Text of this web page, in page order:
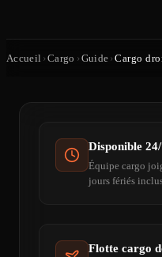
Accueil ›Cargo ›Guide ›Cargo
Disponible
Équipe cargo
jours fériés
Flotte cargo